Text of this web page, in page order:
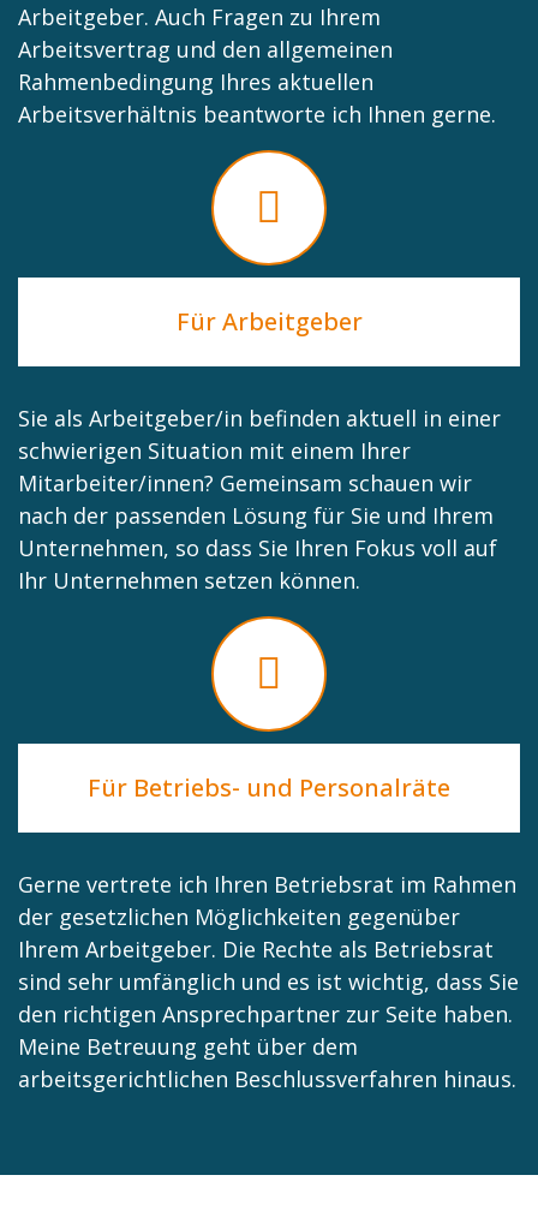
Arbeitgeber. Auch Fragen zu Ihrem
Arbeitsvertrag und den allgemeinen
Rahmenbedingung Ihres aktuellen
Arbeitsverhältnis beantworte ich Ihnen gerne.
Für Arbeitgeber
Sie als Arbeitgeber/in befinden aktuell in einer
schwierigen Situation mit einem Ihrer
Mitarbeiter/innen? Gemeinsam schauen wir
nach der passenden Lösung für Sie und Ihrem
Unternehmen, so dass Sie Ihren Fokus voll auf
Ihr Unternehmen setzen können.
Für Betriebs- und Personalräte
Gerne vertrete ich Ihren Betriebsrat im Rahmen
der gesetzlichen Möglichkeiten gegenüber
Ihrem Arbeitgeber. Die Rechte als Betriebsrat
sind sehr umfänglich und es ist wichtig, dass Sie
den richtigen Ansprechpartner zur Seite haben.
Meine Betreuung geht über dem
arbeitsgerichtlichen Beschlussverfahren hinaus.